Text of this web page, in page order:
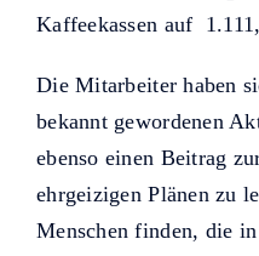
Kaffeekassen auf
Die Mitarbeiter haben
bekannt gewordenen
ebenso einen Beitrag
ehrgeizigen Plänen zu
Menschen finden, die